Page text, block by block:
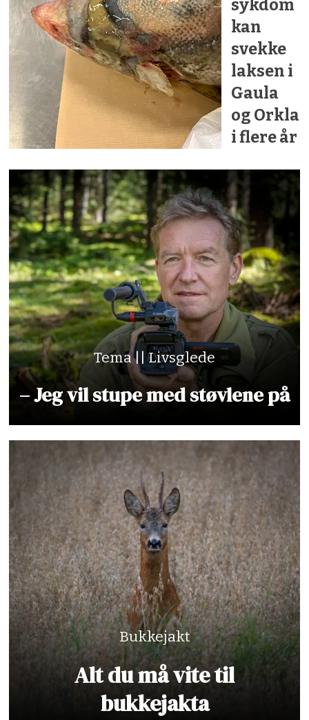
sykdom
kan
svekke
laksen i
Gaula
og Orkla
i flere år
Tema || Livsglede
– Jeg vil stupe med støvlene på
Bukkejakt
Alt du må vite til
bukkejakta